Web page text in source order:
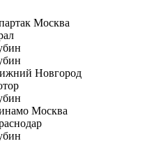
Москва
Новгород
Москва